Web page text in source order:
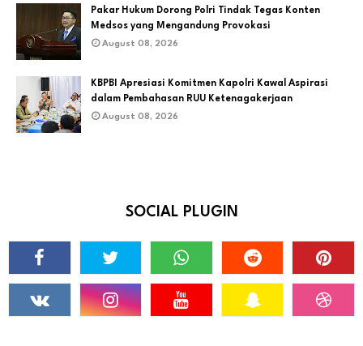
Pakar Hukum Dorong Polri Tindak Tegas Konten
Medsos yang Mengandung Provokasi
August 08, 2026
KBPBI Apresiasi Komitmen Kapolri Kawal Aspirasi
dalam Pembahasan RUU Ketenagakerjaan
August 08, 2026
SOCIAL PLUGIN